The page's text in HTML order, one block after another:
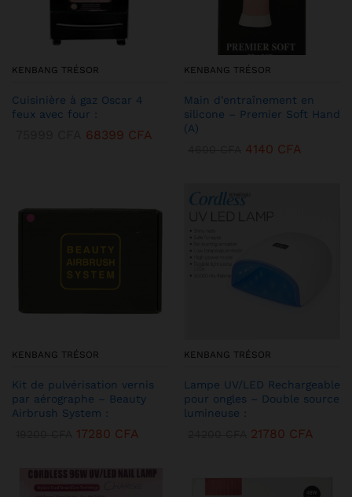
KENBANG TRÉSOR
Cuisinière à gaz Oscar 4
feux avec four :
68399 CFA
KENBANG TRÉSOR
Main d’entraînement en
silicone – Premier Soft Hand
(A)
4140 CFA
KENBANG TRÉSOR
Kit de pulvérisation vernis
par aérographe – Beauty
Airbrush System :
17280 CFA
KENBANG TRÉSOR
Lampe UV/LED Rechargeable
pour ongles – Double source
lumineuse :
21780 CFA